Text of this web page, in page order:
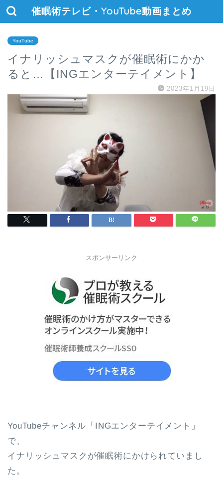
催眠術テレビ・YouTube動画まとめ
YouTube
イナリッシュマスクが催眠術にかか
ると…【INGエンターテイメント】
2023年1月19日
スポンサーリンク
YouTubeチャンネル「INGエンターテイメント」
で、
イナリッシュマスクが催眠術にかけられていまし
た。